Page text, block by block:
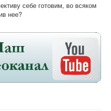
себе готовим, во всяком
нее?